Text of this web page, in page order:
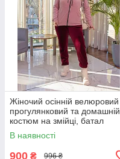
Жіночий осінній велюровий
прогулянковий та домашній
костюм на змійці, батал
великі розміри
В наявності
900 ₴ 996 ₴